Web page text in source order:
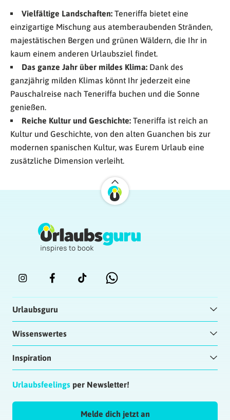
Vielfältige Landschaften: Teneriffa bietet eine
einzigartige Mischung aus atemberaubenden Stränden,
majestätischen Bergen und grünen Wäldern, die Ihr in
kaum einem anderen Urlaubsziel findet.
Das ganze Jahr über mildes Klima: Dank des
ganzjährig milden Klimas könnt Ihr jederzeit eine
Pauschalreise nach Teneriffa buchen und die Sonne
genießen.
Reiche Kultur und Geschichte: Teneriffa ist reich an
Kultur und Geschichte, von den alten Guanchen bis zur
modernen spanischen Kultur, was Eurem Urlaub eine
zusätzliche Dimension verleiht.
Urlaubsguru
Wissenswertes
Inspiration
Urlaubsfeelings per Newsletter!
Melde dich jetzt an